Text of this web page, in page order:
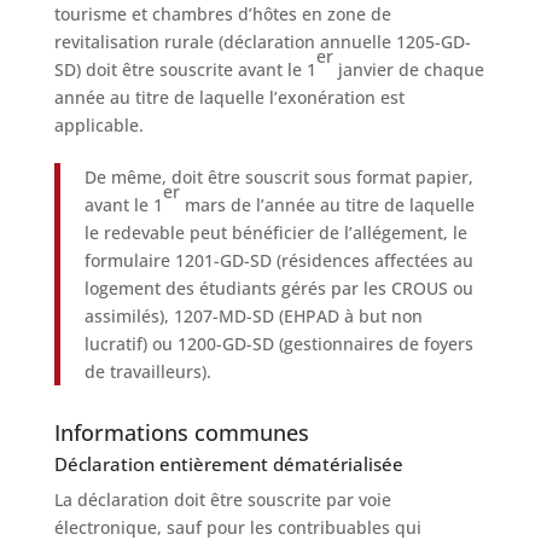
tourisme et chambres d’hôtes en zone de
revitalisation rurale (déclaration annuelle 1205-GD-
SD) doit être souscrite avant le 1
er
janvier de chaque
année au titre de laquelle l’exonération est
applicable.
De même, doit être souscrit sous format papier,
avant le 1
er
mars de l’année au titre de laquelle
le redevable peut bénéficier de l’allégement, le
formulaire 1201-GD-SD (résidences affectées au
logement des étudiants gérés par les CROUS ou
assimilés), 1207-MD-SD (EHPAD à but non
lucratif) ou 1200-GD-SD (gestionnaires de foyers
de travailleurs).
Informations communes
Déclaration entièrement dématérialisée
La déclaration doit être souscrite par voie
électronique, sauf pour les contribuables qui